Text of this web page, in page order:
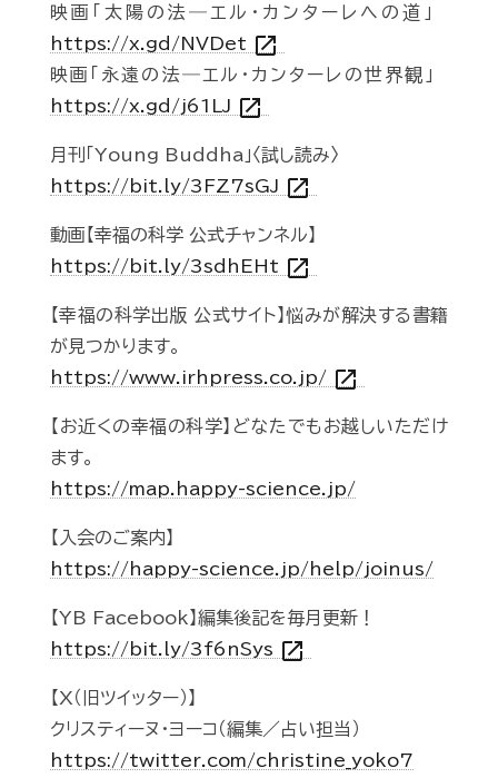
映画「太陽の法―エル・カンターレへの道」
https://x.gd/NVDet open_in_new
映画「永遠の法―エル・カンターレの世界観」
https://x.gd/j61LJ open_in_new
月刊「Young Buddha」〈試し読み〉
https://bit.ly/3FZ7sGJ open_in_new
動画【幸福の科学 公式チャンネル】
https://bit.ly/3sdhEHt open_in_new
【幸福の科学出版 公式サイト】悩みが解決する書籍
が見つかります。
https://www.irhpress.co.jp/ open_in_new
【お近くの幸福の科学】どなたでもお越しいただけ
ます。
https://map.happy-science.jp/
【入会のご案内】
https://happy-science.jp/help/joinus/
【YB Facebook】編集後記を毎月更新！
https://bit.ly/3f6nSys open_in_new
【X（旧ツイッター）】
クリスティーヌ・ヨーコ（編集／占い担当）
https://twitter.com/christine_yoko7